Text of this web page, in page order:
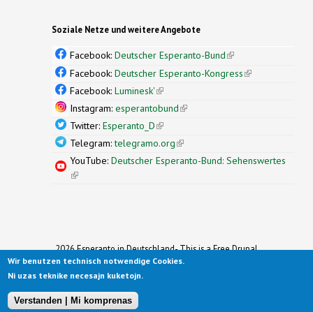
Soziale Netze und weitere Angebote
Facebook: Deutscher Esperanto-Bund(link is
external)
Facebook: Deutscher Esperanto-Kongress(link is
Facebook: Luminesk'(link is external)
Instagram: esperantobund(link is external)
Twitter: Esperanto_D(link is external)
Telegram:telegramo.org(link is external)
YouTube: Deutscher Esperanto-Bund: Sehenswertes
(link is external)
2026 Esperanto in Deutschland- This is a Free Drupal
Theme
Ported to Drupal for the Open Source Community by
Original design by
Wir benutzen technisch notwendige Cookies.
Ni uzas teknike necesajn kuketojn.
Verstanden | Mi komprenas